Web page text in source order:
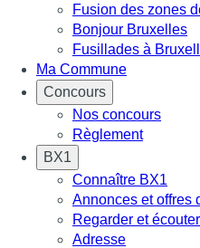
Fusion des zones
Bonjour Bruxelles
Fusillades à
Ma Commune
Concours
Nos concours
Règlement
BX1
Connaître BX1
Annonces et offres
Regarder et
Adresse